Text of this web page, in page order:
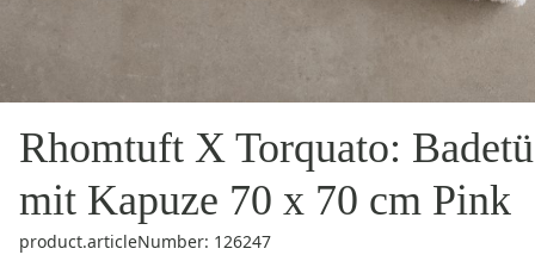
Rhomtuft X Torquato:
mit Kapuze 70 x 70 cm Pink
product.articleNumber: 126247